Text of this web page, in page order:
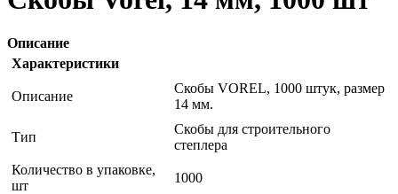
Описание
Характеристики
Описание
Скобы VOREL, 1000 штук, размер
14 мм.
Тип
Скобы для строительного
степлера
Количество в упаковке,
шт
1000